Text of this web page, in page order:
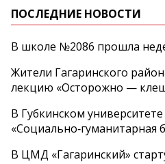
ПОСЛЕДНИЕ НОВОСТИ
В школе №2086 прошла
Жители Гагаринского
лекцию «Осторожно —
В Губкинском
«Социально‑гуманитарная
В ЦМД «Гагаринский»